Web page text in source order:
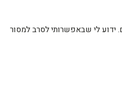
ידוע לי שבאפשרותי לסרב למסור